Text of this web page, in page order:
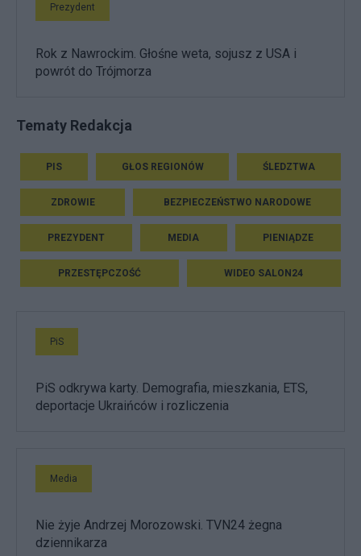
Prezydent
Rok z Nawrockim. Głośne weta, sojusz z USA i
powrót do Trójmorza
Tematy Redakcja
PIS GŁOS REGIONÓW ŚLEDZTWA
ZDROWIE BEZPIECZEŃSTWO NARODOWE
PREZYDENT MEDIA PIENIĄDZE
PRZESTĘPCZOŚĆ WIDEO SALON24
PiS
PiS odkrywa karty. Demografia, mieszkania, ETS,
deportacje Ukraińców i rozliczenia
Media
Nie żyje Andrzej Morozowski. TVN24 żegna
dziennikarza